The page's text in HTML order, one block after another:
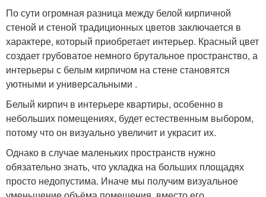
По сути огромная разница между белой кирпичной
стеной и стеной традиционных цветов заключается в
характере, который приобретает интерьер. Красный цвет
создает грубоватое немного брутальное пространство, а
интерьеры с белым кирпичом на стене становятся
уютными и универсальными .
Белый кирпич в интерьере квартиры, особенно в
небольших помещениях, будет естественным выбором,
потому что он визуально увеличит и украсит их.
Однако в случае маленьких пространств нужно
обязательно знать, что укладка на больших площадях
просто недопустима. Иначе мы получим визуальное